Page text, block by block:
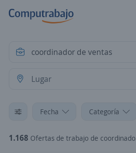
Fecha Categoría
1.168 Ofertas de trabajo de coordinador de ventas